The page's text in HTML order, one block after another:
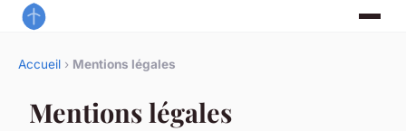
Accueil › Mentions légales
Mentions légales